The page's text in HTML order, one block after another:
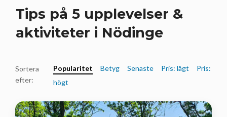
Tips på 5 upplevelser &
aktiviteter i Nödinge
Sortera
efter:
Popularitet Betyg Senaste Pris: lågt
Pris:
högt